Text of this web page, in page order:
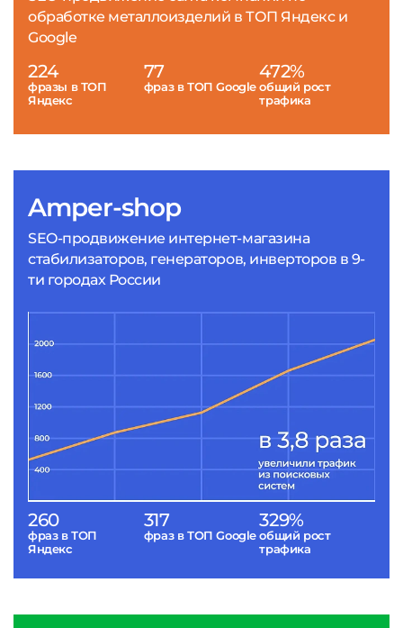
Amper-shop
SEO-продвижение интернет-магазина
стабилизаторов, генераторов, инверторов в 9-
ти городах России
260
фраз в ТОП
Яндекс
317
фраз в ТОП Google
329%
общий рост
трафика
обработке металлоизделий в ТОП Яндекс и
Google
224
фразы в ТОП
Яндекс
77
фраз в ТОП Google
472%
общий рост
трафика